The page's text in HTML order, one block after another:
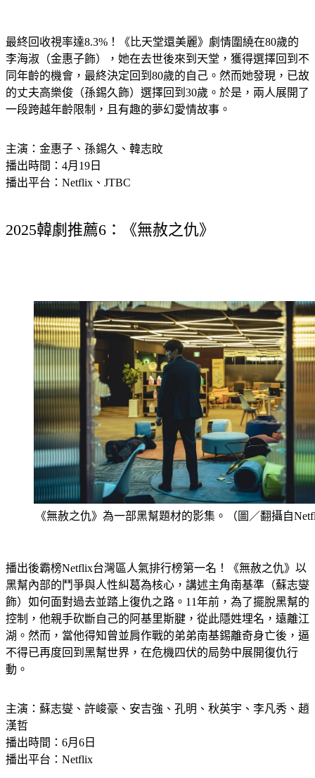
最終回收視率達8.3%！《比天堂還美麗》劇情圍繞在80歲的
李海淑（金惠子飾），她在去世後來到天堂，獲得選擇回到不
同年齡的機會，最終決定回到80歲的自己。然而她發現，已故
的丈夫高樂俊（孫錫久飾）選擇回到30歲。於是，兩人展開了
一段跨越年齡限制，且有趣的夢幻愛情故事。
主演：金惠子、孫錫久、韓志旼
播出時間：4月19日
播出平台：Netflix、JTBC
2025韓劇推薦6：《無赦之仇》
《無赦之仇》為一部黑幫題材的影集。（圖／翻攝自
播出後霸榜Netflix台灣區人氣排行榜第一名！《無赦之仇》以
黑幫內部的鬥爭與人性糾葛為核心，講述主角南基準（蘇志燮
飾）如何面對過去並踏上復仇之路。11年前，為了擺脫黑幫的
控制，他親手砍斷自己的阿基里斯腱，從此隱姓埋名，遠離江
湖。然而，當他得知曾並肩作戰的弟弟南基錫離奇身亡後，逼
不得已再度回到黑幫世界，在危機四伏的局勢中展開復仇行
動。
主演：蘇志燮、許峻豪、安吉強、孔明、秋英宇、李凡秀、趙
漢哲
播出時間：6月6日
播出平台：Netflix